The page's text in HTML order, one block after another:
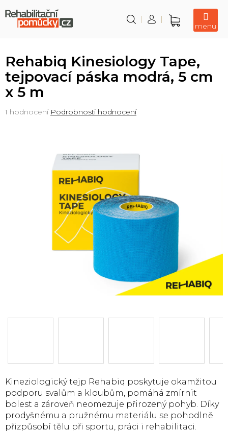
na
obsah
Nákupní
Rehabiq Kinesiology Tape,
tejpovací páska modrá, 5 cm
x 5 m
Průměrné
1 hodnocení Podrobnosti hodnocení
Kineziologický tejp Rehabiq poskytuje okamžitou
podporu svalům a kloubům, pomáhá zmírnit
bolest a zároveň neomezuje přirozený pohyb. Díky
prodyšnému a pružnému materiálu se pohodlně
přizpůsobí tělu při sportu, práci i rehabilitaci.